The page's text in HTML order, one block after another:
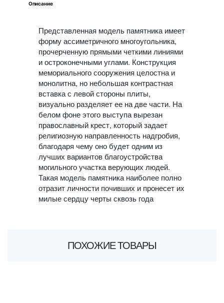
Описание
Представленная модель памятника имеет
форму ассиметричного многоугольника,
прочерченную прямыми четкими линиями
и остроконечными углами. Конструкция
мемориального сооружения целостна и
монолитна, но небольшая контрастная
вставка с левой стороны плиты,
визуально разделяет ее на две части. На
белом фоне этого выступа вырезан
православный крест, который задает
религиозную направленность надгробия,
благодаря чему оно будет одним из
лучших вариантов благоустройства
могильного участка верующих людей.
Такая модель памятника наиболее полно
отразит личности почивших и пронесет их
милые сердцу черты сквозь года
ПОХОЖИЕ ТОВАРЫ